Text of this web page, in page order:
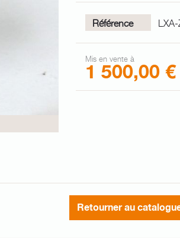
Référence
Mis en vente à
1 500,00 €
Retourner au